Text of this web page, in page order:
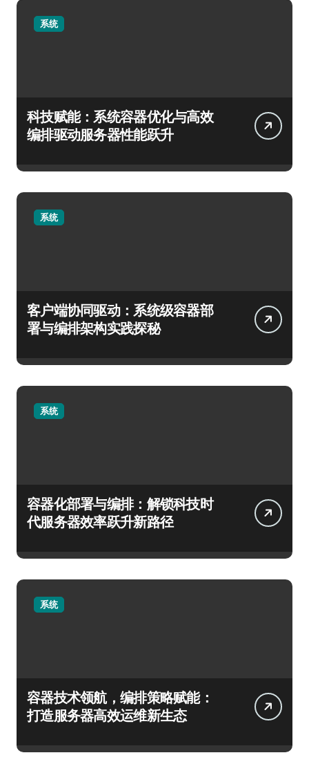
系统
科技赋能：系统容器优化与高效
编排驱动服务器性能跃升
系统
客户端协同驱动：系统级容器部
署与编排架构实践探秘
系统
容器化部署与编排：解锁科技时
代服务器效率跃升新路径
系统
容器技术领航，编排策略赋能：
打造服务器高效运维新生态